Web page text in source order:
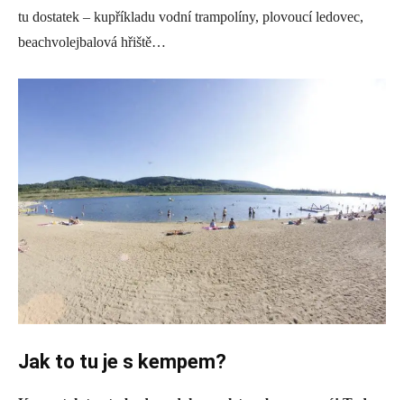
tu dostatek – kupříkladu vodní trampolíny, plovoucí ledovec,
beachvolejbalová hřiště…
Jak to tu je s kempem?